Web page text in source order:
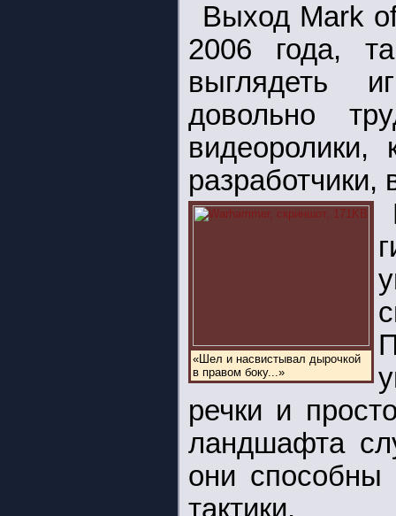
Выход Mark
2006 года,
выглядеть
довольно
видеоролики,
«Шел и насвистывал дырочкой
в правом боку...»
речки и
ландшафта
они
тактики.